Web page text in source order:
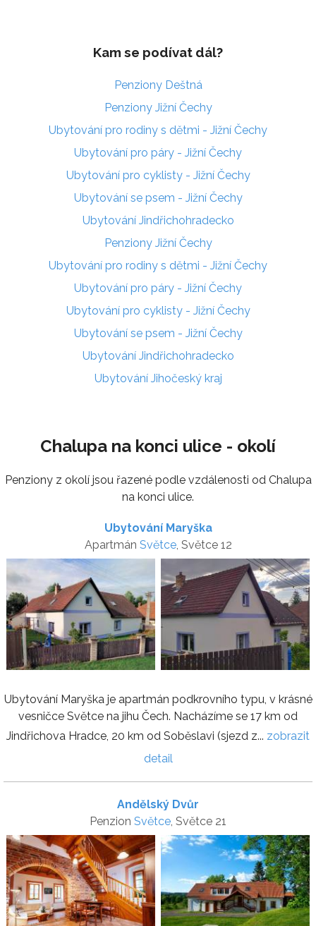
Kam se podívat dál?
Penziony Deštná
Penziony Jižní Čechy
Ubytování pro rodiny s dětmi - Jižní Čechy
Ubytování pro páry - Jižní Čechy
Ubytování pro cyklisty - Jižní Čechy
Ubytování se psem - Jižní Čechy
Ubytování Jindřichohradecko
Penziony Jižní Čechy
Ubytování pro rodiny s dětmi - Jižní Čechy
Ubytování pro páry - Jižní Čechy
Ubytování pro cyklisty - Jižní Čechy
Ubytování se psem - Jižní Čechy
Ubytování Jindřichohradecko
Ubytování Jihočeský kraj
Chalupa na konci ulice - okolí
Penziony z okolí jsou řazené podle vzdálenosti od Chalupa
na konci ulice.
Ubytování Maryška
Apartmán Světce, Světce 12
Ubytování Maryška je apartmán podkrovního typu, v krásné
vesničce Světce na jihu Čech. Nacházíme se 17 km od
Jindřichova Hradce, 20 km od Soběslavi (sjezd z... zobrazit
detail
Andělský Dvůr
Penzion Světce , Světce 21